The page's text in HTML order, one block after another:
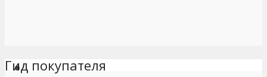
Гид покупателя